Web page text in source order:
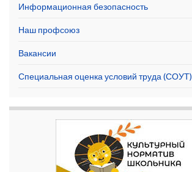
Информационная безопасность
Наш профсоюз
Вакансии
Специальная оценка условий труда (СОУТ)